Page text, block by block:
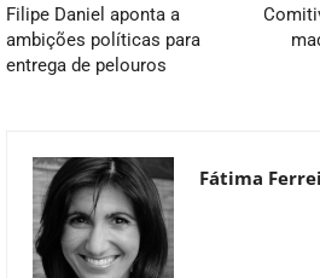
Filipe Daniel aponta a
ambições políticas para
entrega de pelouros
Fátima